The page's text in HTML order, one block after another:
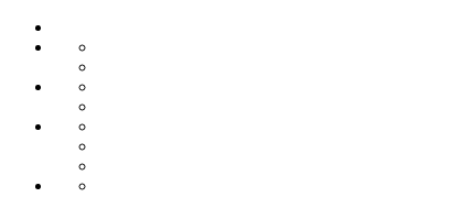
Saltar
Administración
Capacitación
Desarrollo
Gestión